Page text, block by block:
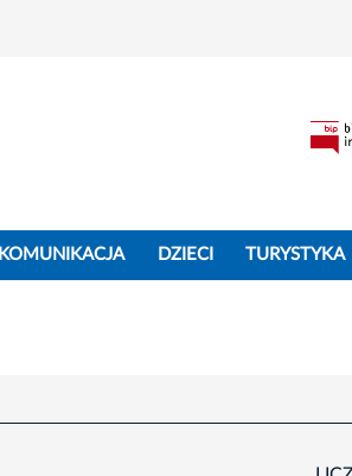
KOMUNIKACJA DZIECI TURYSTYKA